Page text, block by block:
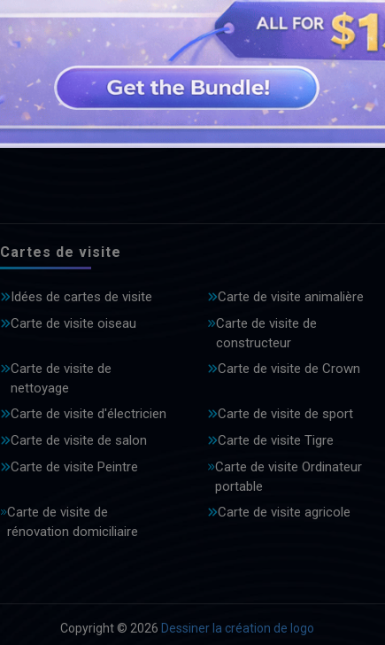
VOIR PLUS DE CONCEPTIONS
Cartes de visite
Idées de cartes de visite
Carte de visite animalière
Carte de visite oiseau
Carte de visite de
constructeur
Carte de visite de
nettoyage
Carte de visite de Crown
Carte de visite d'électricien
Carte de visite de sport
Carte de visite de salon
Carte de visite Tigre
Carte de visite Peintre
Carte de visite Ordinateur
portable
Carte de visite de
rénovation domiciliaire
Carte de visite agricole
Copyright © 2026 Dessiner la création de logo